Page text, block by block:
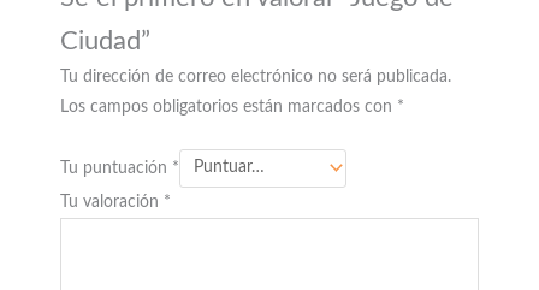
Ciudad”
Tu dirección de correo electrónico no será publicada.
Los campos obligatorios están marcados con *
Tu puntuación *
Tu valoración *